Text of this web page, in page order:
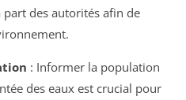
part des autorités afin de
: Informer la population
des eaux est crucial pour